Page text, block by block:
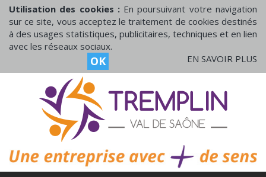
Utilisation des cookies : En poursuivant votre navigation
sur ce site, vous acceptez le traitement de cookies destinés
à des usages statistiques, publicitaires, techniques et en lien
avec les réseaux sociaux.
OK EN SAVOIR PLUS